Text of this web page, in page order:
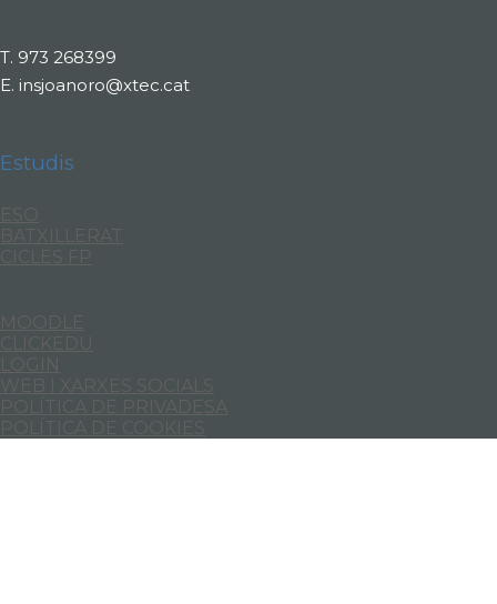
T. 973 268399
E. insjoanoro@xtec.cat
Estudis
BATXILLERAT
WEB I XARXES SOCIALS